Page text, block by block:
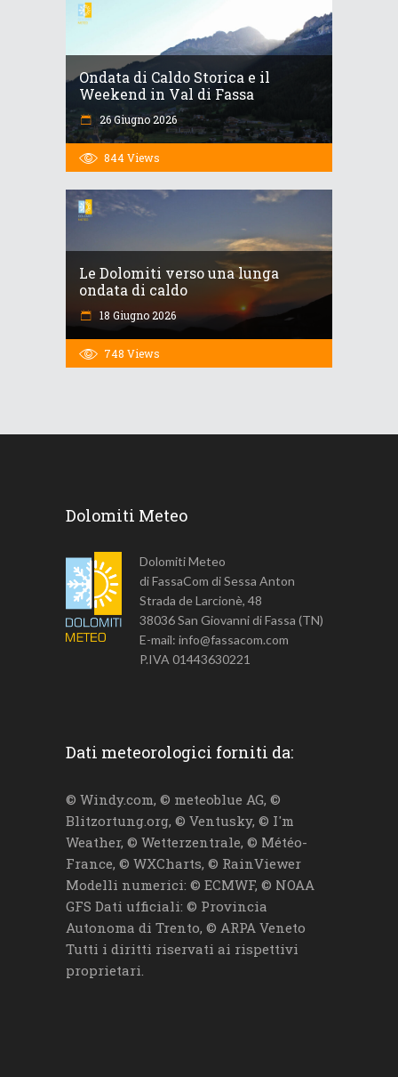
Ondata di Caldo Storica e il
Weekend in Val di Fassa
26 Giugno 2026
844Views
Le Dolomiti verso una lunga
ondata di caldo
18 Giugno 2026
748 Views
Dolomiti Meteo
Dolomiti Meteo
di FassaCom di Sessa Anton
Strada de Larcionè, 48
38036 San Giovanni di Fassa (TN)
E-mail: info@fassacom.com
P.IVA 01443630221
Dati meteorologici forniti da:
© Windy.com, © meteoblue AG, ©
Blitzortung.org, © Ventusky, © I'm
Weather, © Wetterzentrale, © Météo-
France, © WXCharts, © RainViewer
Modelli numerici: © ECMWF, © NOAA
GFS Dati ufficiali: © Provincia
Autonoma di Trento, © ARPA Veneto
Tutti i diritti riservati ai rispettivi
proprietari.